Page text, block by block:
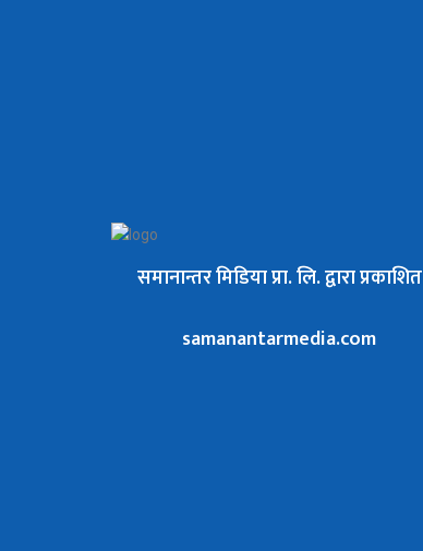
समानान्तर मिडिया प्रा. लि. द्वारा प्रकाशित
samanantarmedia.com